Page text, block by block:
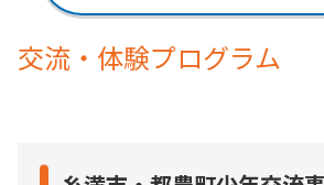
交流・体験プログラム